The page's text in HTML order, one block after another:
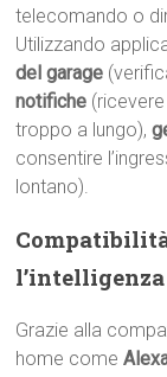
telecomando o
Utilizzando
del garage
notifiche
troppo a lungo),
consentire
lontano).
Grazie alla
home come